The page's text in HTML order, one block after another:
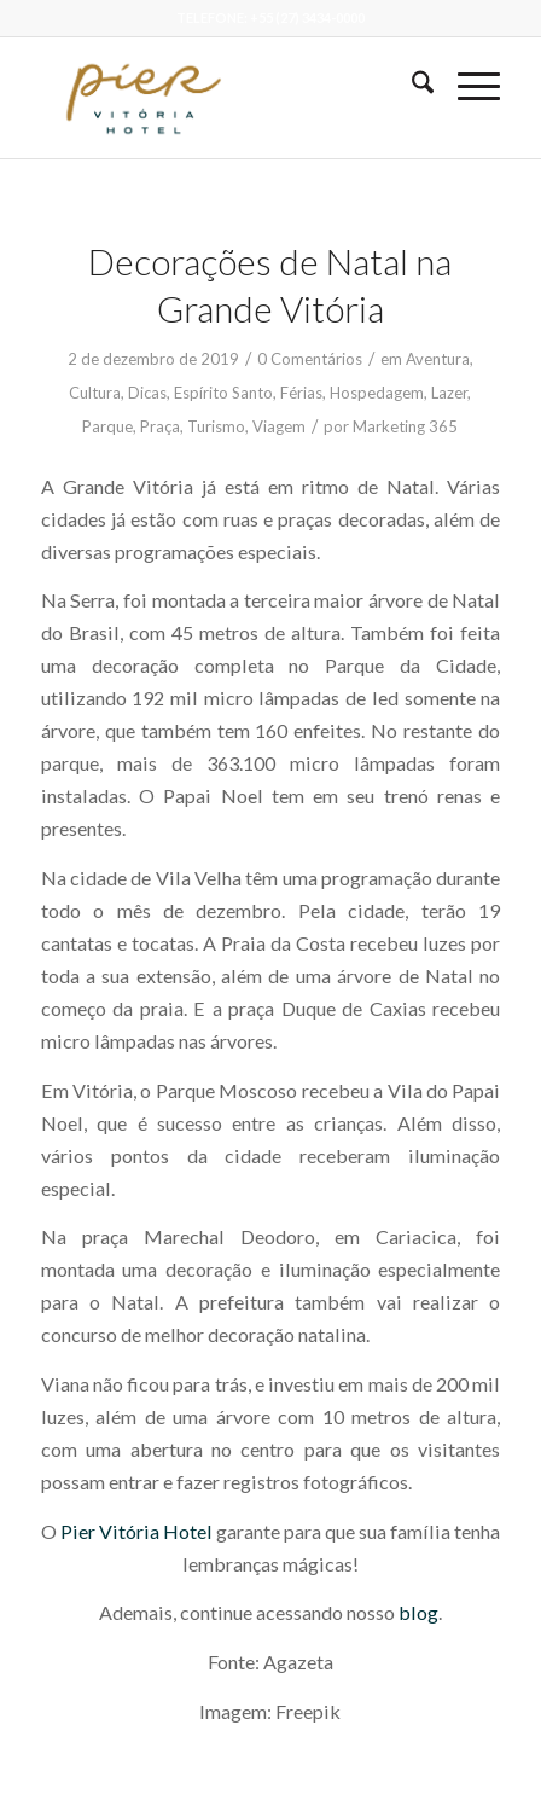
Decorações de Natal na
Grande Vitória
2 de dezembro de 2019 / 0 Comentários / em Aventura,
Cultura, Dicas, Espírito Santo, Férias, Hospedagem, Lazer,
Parque, Praça, Turismo,Viagem / por Marketing 365
A Grande Vitória já está em ritmo de Natal. Várias
cidades já estão com ruas e praças decoradas, além de
diversas programações especiais.
Na Serra, foi montada a terceira maior árvore de Natal
do Brasil, com 45 metros de altura. Também foi feita
uma decoração completa no Parque da Cidade,
utilizando 192 mil micro lâmpadas de led somente na
árvore, que também tem 160 enfeites. No restante do
parque, mais de 363.100 micro lâmpadas foram
instaladas. O Papai Noel tem em seu trenó renas e
presentes.
Na cidade de Vila Velha têm uma programação durante
todo o mês de dezembro. Pela cidade, terão 19
cantatas e tocatas. A Praia da Costa recebeu luzes por
toda a sua extensão, além de uma árvore de Natal no
começo da praia. E a praça Duque de Caxias recebeu
micro lâmpadas nas árvores.
Em Vitória, o Parque Moscoso recebeu a Vila do Papai
Noel, que é sucesso entre as crianças. Além disso,
vários pontos da cidade receberam iluminação
especial.
Na praça Marechal Deodoro, em Cariacica, foi
montada uma decoração e iluminação especialmente
para o Natal. A prefeitura também vai realizar o
concurso de melhor decoração natalina.
Viana não ficou para trás, e investiu em mais de 200 mil
luzes, além de uma árvore com 10 metros de altura,
com uma abertura no centro para que os visitantes
possam entrar e fazer registros fotográficos.
O Pier Vitória Hotel garante para que sua família tenha
lembranças mágicas!
Ademais, continue acessando nosso blog.
Fonte: Agazeta
Imagem: Freepik